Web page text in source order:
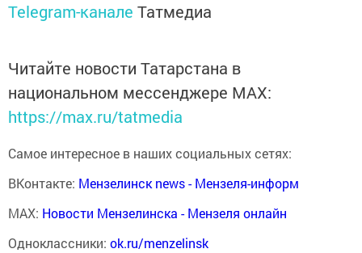
Telegram-канале Татмедиа
Читайте новости Татарстана в
национальном мессенджере MАХ:
https://max.ru/tatmedia
Самое интересное в наших социальных сетях:
ВКонтакте: Мензелинск news - Мензеля-информ
MAX: Новости Мензелинска - Мензеля онлайн
Одноклассники: ok.ru/menzelinsk